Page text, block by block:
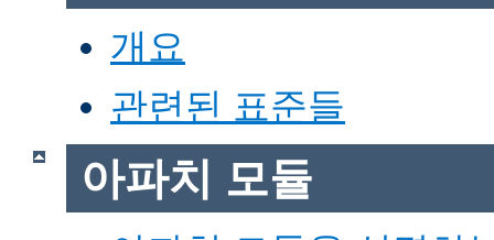
개요
관련된 표준들
아파치 모듈